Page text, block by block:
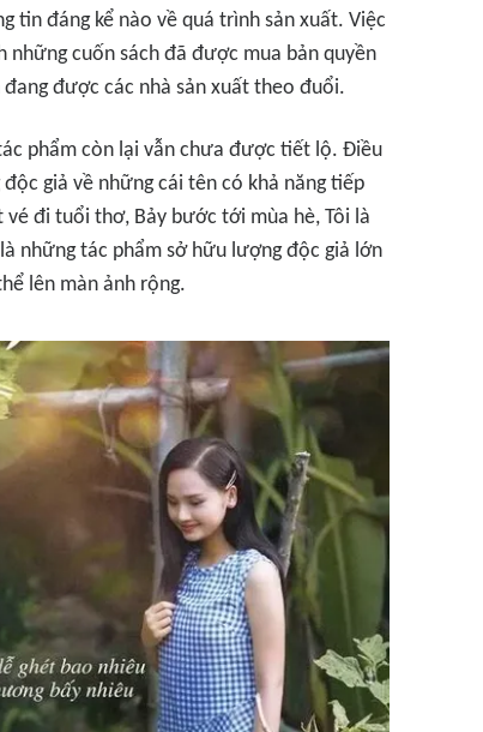
tin đáng kể nào về quá trình sản xuất. Việc
cuốn sách đã được mua bản quyền
được các nhà sản xuất theo đuổi.
phẩm còn lại vẫn chưa được tiết lộ. Điều
giả về những cái tên có khả năng tiếp
đi tuổi thơ, Bảy bước tới mùa hè, Tôi là
những tác phẩm sở hữu lượng độc giả lớn
lên màn ảnh rộng.